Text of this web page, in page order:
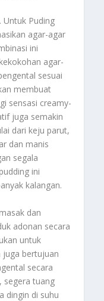
Untuk Puding
agar-agar
ini
agar-
sesuai
membuat
sensasi creamy-
juga semakin
dari keju parut,
dan manis
segala
ini
kalangan.
dan
adonan secara
untuk
juga bertujuan
secara
segera tuang
dingin di suhu